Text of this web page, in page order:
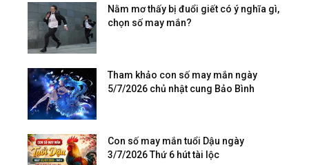
Nằm mơ thấy bị đuổi giết có ý nghĩa gì,
chọn số may mắn?
Tham khảo con số may mắn ngày
5/7/2026 chủ nhật cung Bảo Bình
Con số may mắn tuổi Dậu ngày
3/7/2026 Thứ 6 hút tài lộc